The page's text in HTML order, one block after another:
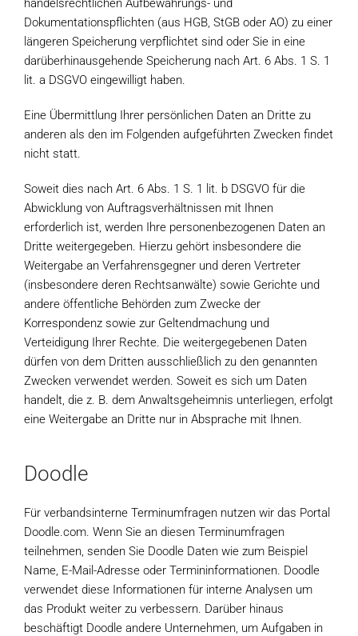
handelsrechtlichen Aufbewahrungs- und
Dokumentationspflichten (aus HGB, StGB oder AO) zu einer
längeren Speicherung verpflichtet sind oder Sie in eine
darüberhinausgehende Speicherung nach Art. 6 Abs. 1 S. 1
lit. a DSGVO eingewilligt haben.
Eine Übermittlung Ihrer persönlichen Daten an Dritte zu
anderen als den im Folgenden aufgeführten Zwecken findet
nicht statt.
Soweit dies nach Art. 6 Abs. 1 S. 1 lit. b DSGVO für die
Abwicklung von Auftragsverhältnissen mit Ihnen
erforderlich ist, werden Ihre personenbezogenen Daten an
Dritte weitergegeben. Hierzu gehört insbesondere die
Weitergabe an Verfahrensgegner und deren Vertreter
(insbesondere deren Rechtsanwälte) sowie Gerichte und
andere öffentliche Behörden zum Zwecke der
Korrespondenz sowie zur Geltendmachung und
Verteidigung Ihrer Rechte. Die weitergegebenen Daten
dürfen von dem Dritten ausschließlich zu den genannten
Zwecken verwendet werden. Soweit es sich um Daten
handelt, die z. B. dem Anwaltsgeheimnis unterliegen, erfolgt
eine Weitergabe an Dritte nur in Absprache mit Ihnen.
Doodle
Für verbandsinterne Terminumfragen nutzen wir das Portal
Doodle.com. Wenn Sie an diesen Terminumfragen
teilnehmen, senden Sie Doodle Daten wie zum Beispiel
Name, E-Mail-Adresse oder Termininformationen. Doodle
verwendet diese Informationen für interne Analysen um
das Produkt weiter zu verbessern. Darüber hinaus
beschäftigt Doodle andere Unternehmen, um Aufgaben in